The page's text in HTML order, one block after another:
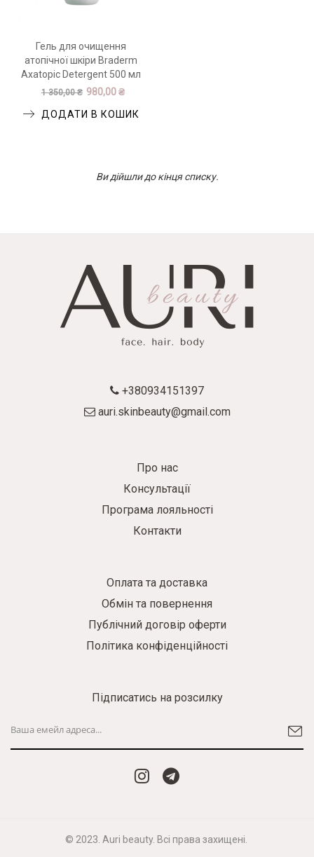
Гель для очищення
атопічної шкіри Braderm
Axatopic Detergent 500 мл
980,00 ₴
1 350,00 ₴
ДОДАТИ В КОШИК
Ви дійшли до кінця списку.
+380934151397
auri.skinbeauty@gmail.com
Про нас
Консультації
Програма лояльності
Контакти
Оплата та доставка
Обмін та повернення
Публічний договір оферти
Політика конфіденційності
Підписатись на розсилку
© 2023. Auri beauty. Всі права захищені.